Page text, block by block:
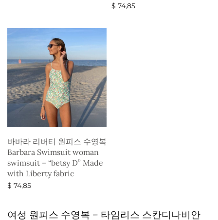
$ 74,85
바바라 리버티 원피스 수영복
Barbara Swimsuit woman
swimsuit – “betsy D” Made
with Liberty fabric
$ 74,85
여성 원피스 수영복 – 타임리스 스칸디나비안